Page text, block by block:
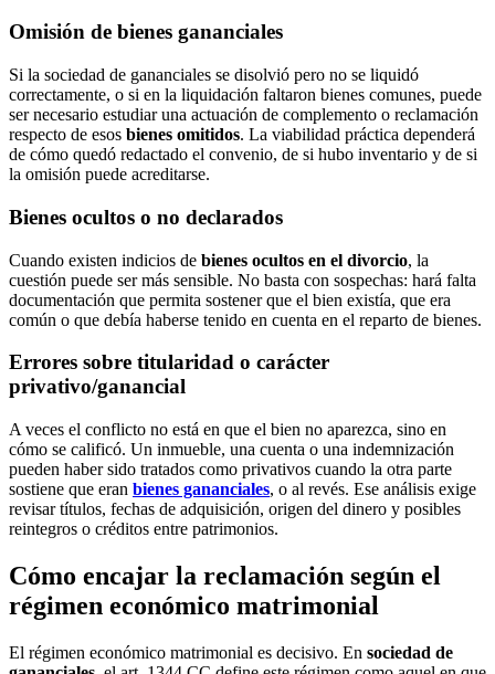
Omisión de bienes gananciales
Si la sociedad de gananciales se disolvió pero no se liquidó
correctamente, o si en la liquidación faltaron bienes comunes, puede
ser necesario estudiar una actuación de complemento o reclamación
respecto de esos bienes omitidos. La viabilidad práctica dependerá
de cómo quedó redactado el convenio, de si hubo inventario y de si
la omisión puede acreditarse.
Bienes ocultos o no declarados
Cuando existen indicios de bienes ocultos en el divorcio, la
cuestión puede ser más sensible. No basta con sospechas: hará falta
documentación que permita sostener que el bien existía, que era
común o que debía haberse tenido en cuenta en el reparto de bienes.
Errores sobre titularidad o carácter
privativo/ganancial
A veces el conflicto no está en que el bien no aparezca, sino en
cómo se calificó. Un inmueble, una cuenta o una indemnización
pueden haber sido tratados como privativos cuando la otra parte
sostiene que eran bienes gananciales, o al revés. Ese análisis exige
revisar títulos, fechas de adquisición, origen del dinero y posibles
reintegros o créditos entre patrimonios.
Cómo encajar la reclamación según el
régimen económico matrimonial
El régimen económico matrimonial es decisivo. En sociedad de